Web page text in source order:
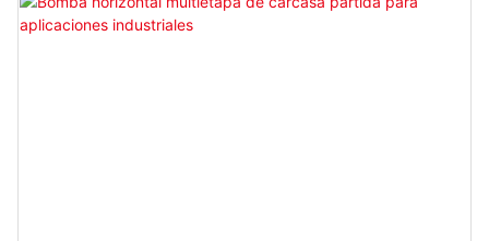
funcionamiento estable, un mantenimiento sencillo y una
larga vida útil.